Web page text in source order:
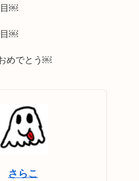
目￼
目￼
めでとう￼
さらこ